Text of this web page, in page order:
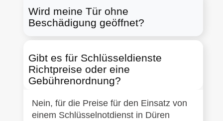
Wird meine Tür ohne
Beschädigung geöffnet?
Gibt es für Schlüsseldienste
Richtpreise oder eine
Gebührenordnung?
Nein, für die Preise für den Einsatz von
einem Schlüsselnotdienst in Düren